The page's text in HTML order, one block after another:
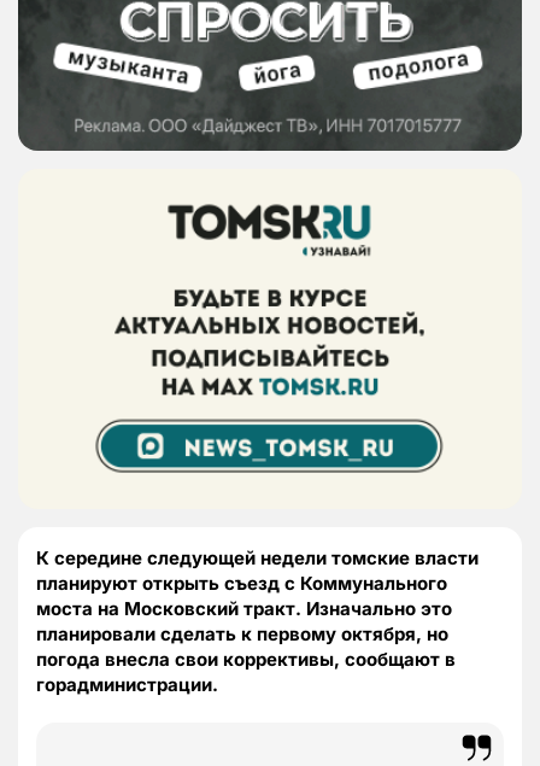
К середине следующей недели томские власти
планируют открыть съезд с Коммунального
моста на Московский тракт. Изначально это
планировали сделать к первому октября, но
погода внесла свои коррективы, сообщают в
горадминистрации.